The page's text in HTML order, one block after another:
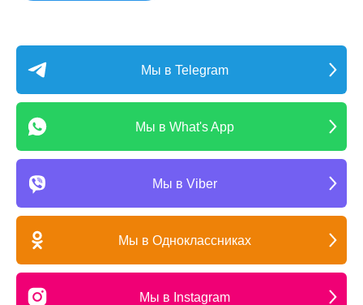
Мы в Telegram
Мы в What's App
Мы в Viber
Мы в Одноклассниках
Мы в Instagram